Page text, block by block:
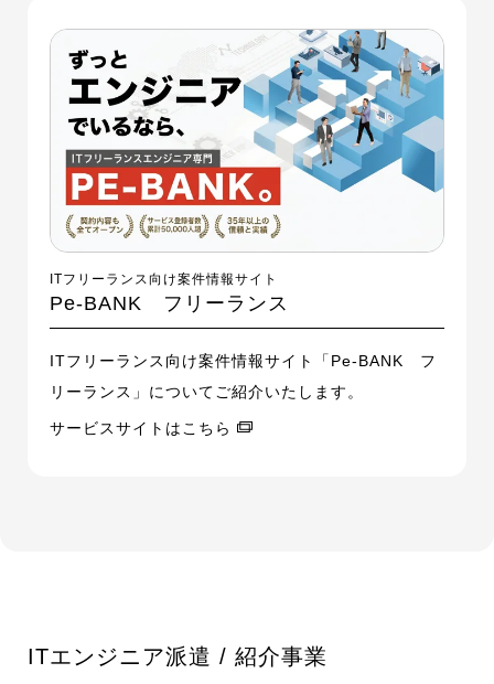
ITフリーランス向け案件情報サイト
Pe-BANK フリーランス
ITフリーランス向け案件情報サイト「Pe-BANK フ
リーランス」についてご紹介いたします。
サービスサイトはこちら
ITエンジニア派遣 / 紹介事業